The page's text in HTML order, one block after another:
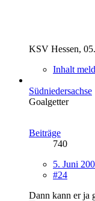
KSV Hessen,
Inhalt
Südniedersachse
Goalgetter
Beiträge
740
5. Juni
#24
Dann kann er ja